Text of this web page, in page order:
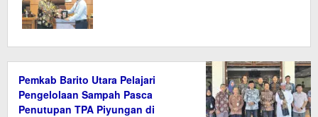
Pemkab Barito Utara Pelajari
Pengelolaan Sampah Pasca
Penutupan TPA Piyungan di